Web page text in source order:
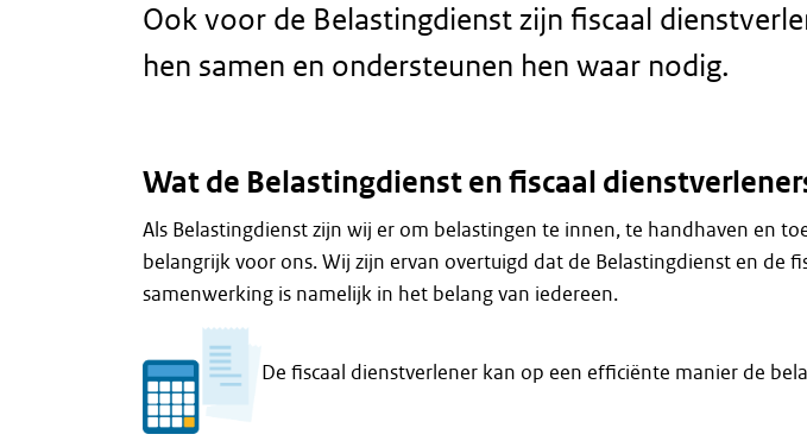
Ook voor de Belastingdienst zijn fiscaal
hen samen en ondersteunen hen waar nodig.
Wat de Belastingdienst en fiscaal
Als Belastingdienst zijn wij er om belastingen te innen, te handhaven en
belangrijk voor ons. Wij zijn ervan overtuigd dat de Belastingdienst en de
samenwerking is namelijk in het belang van iedereen.
De fiscaal dienstverlener kan op een efficiënte manier de